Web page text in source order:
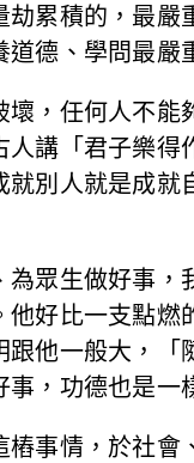
累積的，最嚴
德、學問最嚴
，任何人不
講「君子樂
別人就是成
眾生做好事
好比一支點
他一般大，
，功德也是一
事情，於社